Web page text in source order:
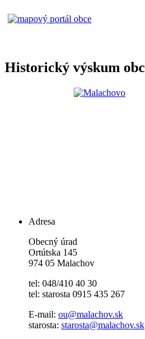
Historický výskum
Adresa
Obecný úrad
Ortútska 145
974 05 Malachov
tel: 048/410 40 30
tel: starosta 0915 435 267
E-mail: ou@malachov.sk
starosta: starosta@malachov.sk